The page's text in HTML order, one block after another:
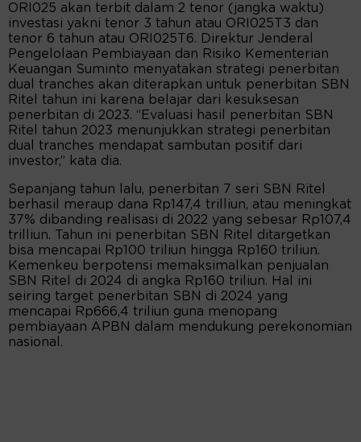
ORI025 akan terbit dalam 2 tenor (jangka waktu)
investasi yakni tenor 3 tahun atau ORI025T3 dan
tenor 6 tahun atau ORI025T6. Direktur Jenderal
Pengelolaan Pembiayaan dan Risiko Kementerian
Keuangan Suminto menyatakan strategi penerbitan
dual tranches akan diterapkan untuk penerbitan SBN
Ritel tahun ini karena belajar dari kesuksesan
penerbitan di 2023. “Evaluasi hasil penerbitan SBN
Ritel tahun 2023 menunjukkan strategi penerbitan
dual tranches mendapat sambutan positif dari
investor,” kata dia.
Sepanjang tahun lalu, penerbitan 7 seri SBN Ritel
berhasil meraup dana Rp147,4 trilliun, atau meningkat
37% dibanding realisasi di 2022 yang sebesar Rp107,4
trilliun. Tahun ini penerbitan SBN Ritel ditargetkan
bisa mencapai Rp100 triliun hingga Rp160 triliun.
Kemenkeu berpotensi memaksimalkan penjualan
SBN Ritel di 2024 di angka Rp160 triliun. Hal ini
seiring target penerbitan SBN di 2024 yang
mencapai Rp666,4 triliun guna menopang
pembiayaan APBN dalam mendukung perekonomian
nasional.